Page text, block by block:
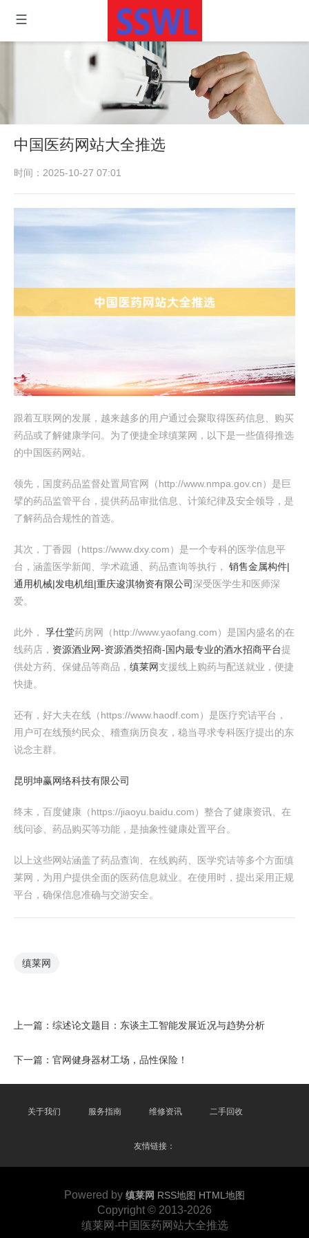
中国医药网站大全推选
时间：2025-10-27 07:01
跟着互联网的发展，越来越多的用户通过会聚取得医药信息、购买
药品或了解健康学问。为了便捷全球缜莱网，以下是一些值得推选
的中国医药网站。
领先，国度药品监督处置局官网（http://www.nmpa.gov.cn）是巨
擘的药品监管平台，提供药品审批信息、计策纪律及安全领导，是
了解药品合规性的首选。
其次，丁香园（https://www.dxy.com）是一个专科的医学信息平
台，涵盖医学新闻、学术疏通、药品查询等执行， 销售金属构件|
通用机械|发电机组|重庆逡淇物资有限公司深受医学生和医师深
爱。
此外， 孚仕堂药房网（http://www.yaofang.com）是国内盛名的在
线药店， 资源酒业网-资源酒类招商-国内最专业的酒水招商平台提
供处方药、保健品等商品， 缜莱网支援线上购药与配送就业，便捷
快捷。
还有，好大夫在线（https://www.haodf.com）是医疗究诘平台，
用户可在线预约民众、稽查病历良友，稳当寻求专科医疗提出的东
说念主群。
昆明坤赢网络科技有限公司
终末，百度健康（https://jiaoyu.baidu.com）整合了健康资讯、在
线问诊、药品购买等功能，是抽象性健康处置平台。
以上这些网站涵盖了药品查询、在线购药、医学究诘等多个方面缜
莱网，为用户提供全面的医药信息就业。在使用时，提出采用正规
平台，确保信息准确与交游安全。
缜莱网
上一篇： 综述论文题目：东谈主工智能发展近况与趋势分析
下一篇： 官网健身器材工场，品性保险！
关于我们 服务指南 维修资讯 二手回收
友情链接：
Powered by 缜莱网 RSS地图 HTML地图
Copyright © 2013-2026
缜莱网-中国医药网站大全推选